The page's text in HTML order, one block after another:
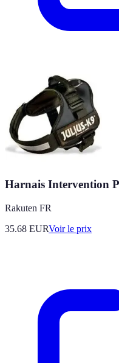
Harnais Intervention
Rakuten FR
35.68 EURVoir le prix